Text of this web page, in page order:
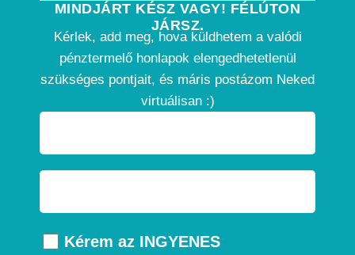
MINDJÁRT KÉSZ VAGY! FÉLÚTON
JÁRSZ.
Kérlek, add meg, hova küldhetem a valódi
pénztermelő honlapok elengedhetetlenül
szükséges pontjait, és máris postázom Neked
virtuálisan :)
Kérem az INGYENES